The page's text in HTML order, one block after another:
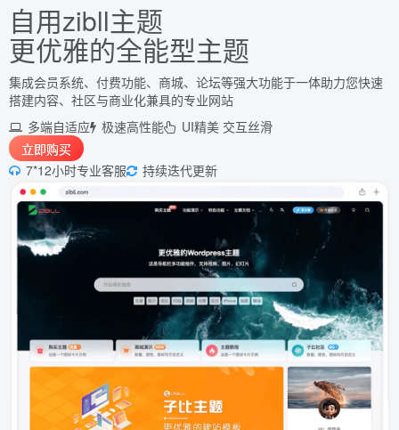
自用zibll主题
更优雅的全能型主题
集成会员系统、付费功能、商城、论坛等强大功能于一体助力您快速
搭建内容、社区与商业化兼具的专业网站
多端自适应
极速高性能
UI精美 交互丝滑
立即购买
7*12小时专业客服
持续迭代更新